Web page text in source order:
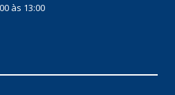
às 13:00